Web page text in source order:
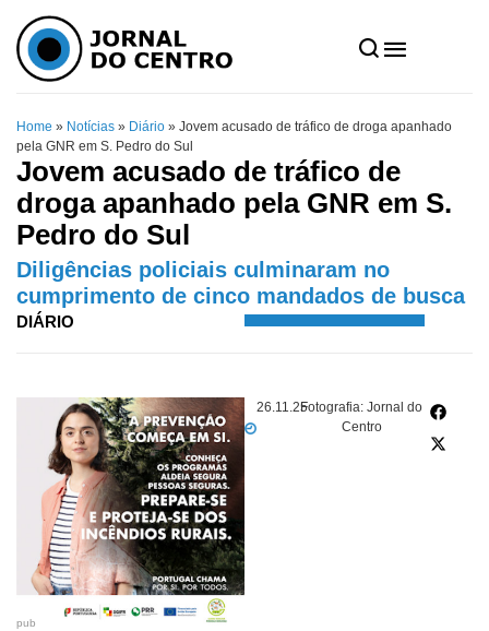
Home » Notícias » Diário » Jovem acusado de tráfico de droga apanhado
pela GNR em S. Pedro do Sul
Jovem acusado de tráfico de
droga apanhado pela GNR em S.
Pedro do Sul
Diligências policiais culminaram no
cumprimento de cinco mandados de busca
DIÁRIO
26.11.25Fotografia: Jornal do
Centro
pub